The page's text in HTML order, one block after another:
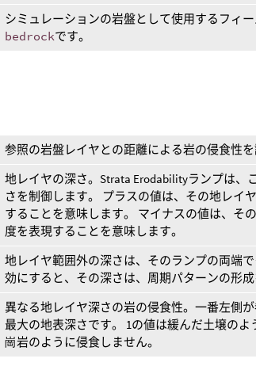
シミュレーションの岩盤として使用するフィ
bedrockです。
参照の岩盤レイヤとの距離による岩の侵食性を
地レイヤの深さ。Strata Erodabilityランプは、
さを制御します。 プラスの値は、その地レイ
することを意味します。 マイナスの値は、そ
度を表現することを意味します。
地レイヤ範囲外の深さは、そのランプの両端
効にすると、その深さは、周期パターンの形成
異なる地レイヤ深さの岩の侵食性。一番左側
最大の地表深さです。 1の値は緩んだ土壌の
崗岩のように侵食しません。